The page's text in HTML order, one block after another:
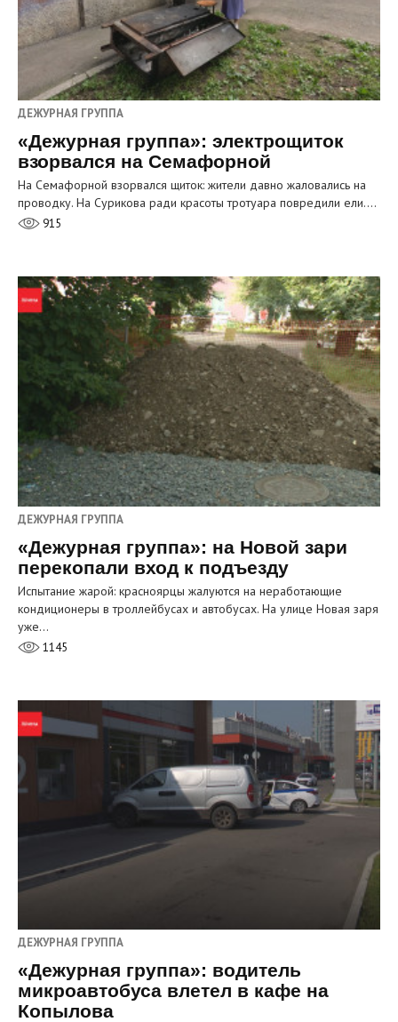
ДЕЖУРНАЯ ГРУППА
«Дежурная группа»: электрощиток
взорвался на Семафорной
На Семафорной взорвался щиток: жители давно жаловались на
проводку. На Сурикова ради красоты тротуара повредили ели.…
915
ДЕЖУРНАЯ ГРУППА
«Дежурная группа»: на Новой зари
перекопали вход к подъезду
Испытание жарой: красноярцы жалуются на неработающие
кондиционеры в троллейбусах и автобусах. На улице Новая заря
уже…
1145
ДЕЖУРНАЯ ГРУППА
«Дежурная группа»: водитель
микроавтобуса влетел в кафе на
Копылова